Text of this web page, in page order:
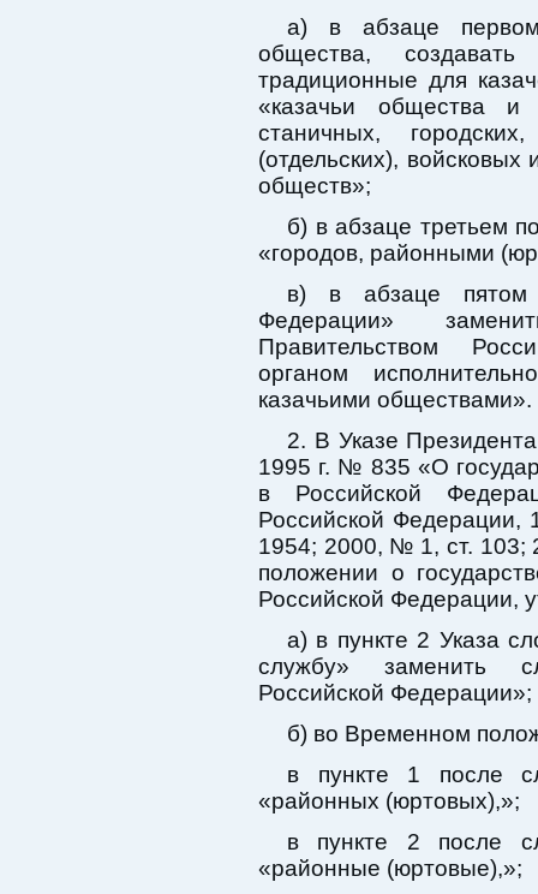
а) в абзаце
общества,
традиционные для
«казачьи общества и
станичных,
(отдельских),
обществ»;
б) в абзаце третьем
«городов, районными
в) в абзаце пятом
Федерации»
Правительством
органом
казачьими обществами».
2. В Указе
1995 г. № 835 «О
в Российской
Российской
1954; 2000, № 1, ст.
положении о
Российской Федерации,
а) в пункте 2 Указа
службу» заменить
Российской Федерации»;
б) во Временном
в пункте 1 после
«районных (юртовых),»;
в пункте 2 после
«районные (юртовые),»;